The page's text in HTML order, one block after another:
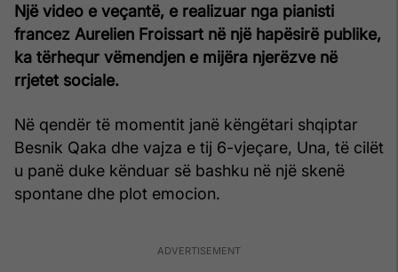
Një video e veçantë, e realizuar nga pianisti
francez Aurelien Froissart në një hapësirë publike,
ka tërhequr vëmendjen e mijëra njerëzve në
rrjetet sociale.
Në qendër të momentit janë këngëtari shqiptar
Besnik Qaka dhe vajza e tij 6-vjeçare, Una, të cilët
u panë duke kënduar së bashku në një skenë
spontane dhe plot emocion.